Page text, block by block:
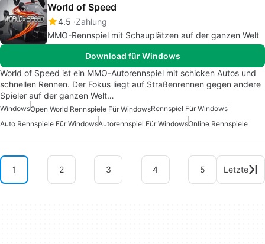
World of Speed
4.5 Zahlung
MMO-Rennspiel mit Schauplätzen auf der ganzen Welt
Download für Windows
World of Speed ist ein MMO-Autorennspiel mit schicken Autos und
schnellen Rennen. Der Fokus liegt auf Straßenrennen gegen andere
Spieler auf der ganzen Welt…
WindowsOpen World Rennspiele Für WindowsRennspiel Für Windows
Auto Rennspiele Für WindowsAutorennspiel Für WindowsOnline Rennspiele
1 2 3 4 5 Letzte